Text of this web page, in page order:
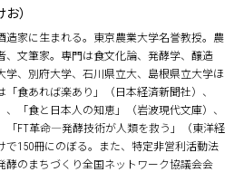
）
造家に生まれる。東京農業大学名誉教授。農
、文筆家。専門は食文化論、発酵学、醸造
学、別府大学、石川県立大、島根県立大学ほ
食あれば楽あり」（日本経済新聞社）、
、「食と日本人の知恵」（岩波現代文庫）、
「FT革命―発酵技術が人類を救う」（東洋経
で150冊にのぼる。また、特定非営利活動法
酵のまちづくり全国ネットワーク協議会会